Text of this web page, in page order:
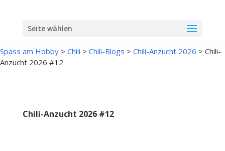
Seite wählen
Spass am Hobby > Chili > Chili-Blogs > Chili-Anzucht 2026 > Chili-
Anzucht 2026 #12
Chili-Anzucht 2026 #12